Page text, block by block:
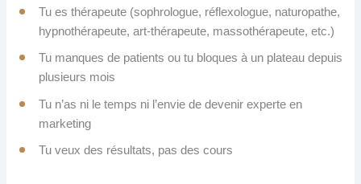
Tu es thérapeute (sophrologue, réflexologue, naturopathe,
hypnothérapeute, art-thérapeute, massothérapeute, etc.)
Tu manques de patients ou tu bloques à un plateau depuis
plusieurs mois
Tu n’as ni le temps ni l’envie de devenir experte en
marketing
Tu veux des résultats, pas des cours